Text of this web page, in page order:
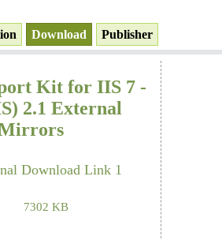
Download Publisher
Kit for IIS 7 -
2.1 External
Download Link 1
7302 KB